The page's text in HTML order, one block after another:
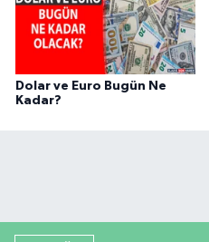
Dolar ve Euro Bugün Ne
Kadar?